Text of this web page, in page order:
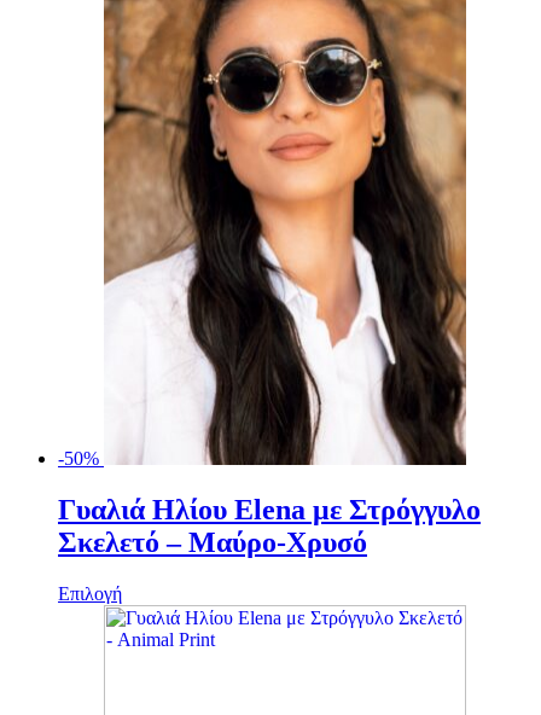
-50%
Γυαλιά Ηλίου Elena με Στρόγγυλο
Σκελετό – Μαύρο-Χρυσό
ΕπιλογήΑυτό
το
προϊόν